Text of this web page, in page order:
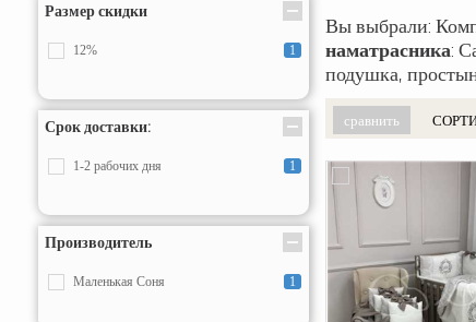
Размер скидки
12% 1
Срок доставки:
1-2 рабочих дня 1
Производитель
Маленькая Соня 1
Вы выбрали:
наматрасника:
подушка,